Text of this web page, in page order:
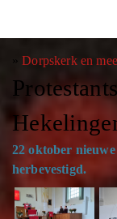
»Dorpskerk en
22 oktober
herbevestigd.